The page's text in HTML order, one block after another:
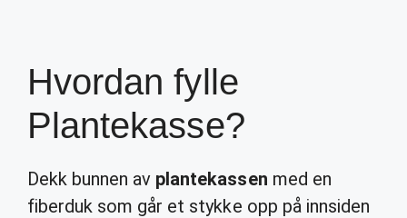
Hvordan fylle
Plantekasse?
Dekk bunnen av plantekassen med en
fiberduk som går et stykke opp på innsiden